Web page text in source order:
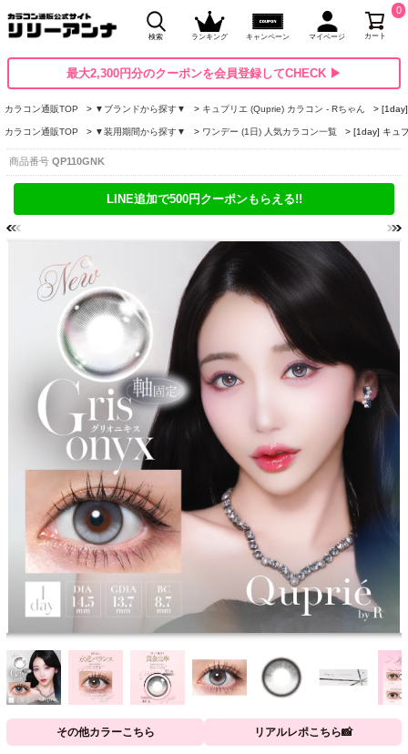
検索 ランキング キャンペーン マイページ カート
0
最大2,300円分のクーポンを会員登録してCHECK ▶
カラコン通販TOP ▼ブランドから探す▼ キュプリエ (Quprie) カラコン - Rちゃん
カラコン通販TOP ▼装用期間から探す▼ ワンデー (1日) 人気カラコン一覧 [1day] キュ
商品番号 QP110GNK
LINE追加で500円クーポンもらえる!!
その他カラーこちら リアルレポこちら📸